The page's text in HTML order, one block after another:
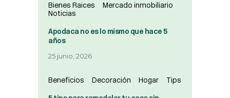
Bienes Raices
Mercado inmobiliario
Noticias
Apodaca no es lo mismo que hace 5
años
25 junio, 2026
Beneficios Decoración Hogar Tips